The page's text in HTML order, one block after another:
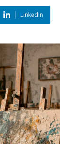
LinkedIn